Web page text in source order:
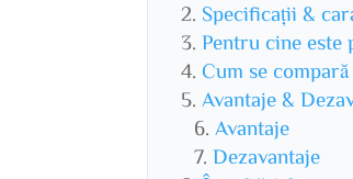
Specificații &
Pentru cine
Cum se
Avantaje &
Avantaje
Dezavantaje